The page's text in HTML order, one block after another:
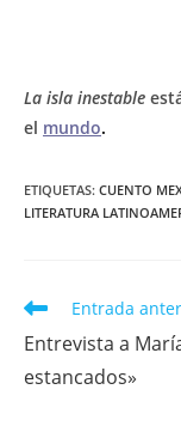
La isla inestable
el mundo.
ETIQUETAS: CUENTO
LITERATURA
Leer
artículos
Entrada
Entrevista a
estancados»